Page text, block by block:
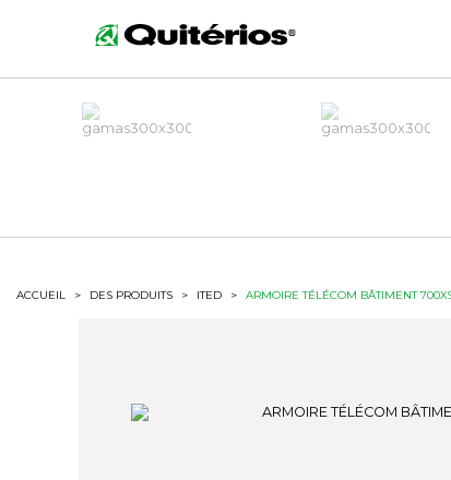
ACCUEIL > DES PRODUITS > ITED > ARMOIRE TÉLÉCOM BÂTIMENT